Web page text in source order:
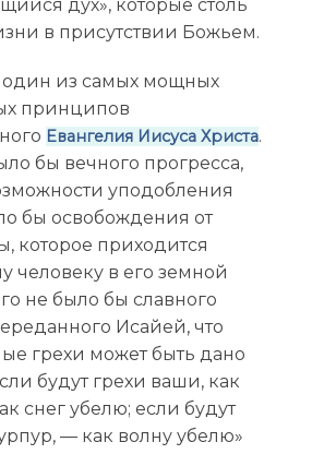
дух», которые столь
в присутствии Божьем.
один из самых мощных
принципов
Евангелия Иисуса Христа.
бы вечного прогресса,
уподобления
бы освобождения от
которое приходится
человеку в его земной
не было бы славного
Исайей, что
грехи может быть дано
будут грехи ваши, как
снег убелю; если будут
— как волну убелю»